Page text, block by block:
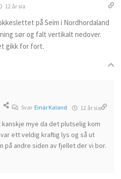
12 år sia
på Seim i Nordhordaland
sør og falt vertikalt nedover.
gikk for fort.
Svar Einar Kaland 12 år sia
mye da det plutselig kom
ett veldig kraftig lys og så ut
på andre siden av fjellet der vi bor.